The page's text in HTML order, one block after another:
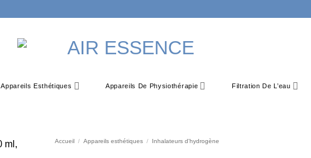
Appareils Esthétiques Appareils De Physiothérapie Filtration De L’eau
Accueil / Appareils esthétiques / Inhalateurs d'hydrogène